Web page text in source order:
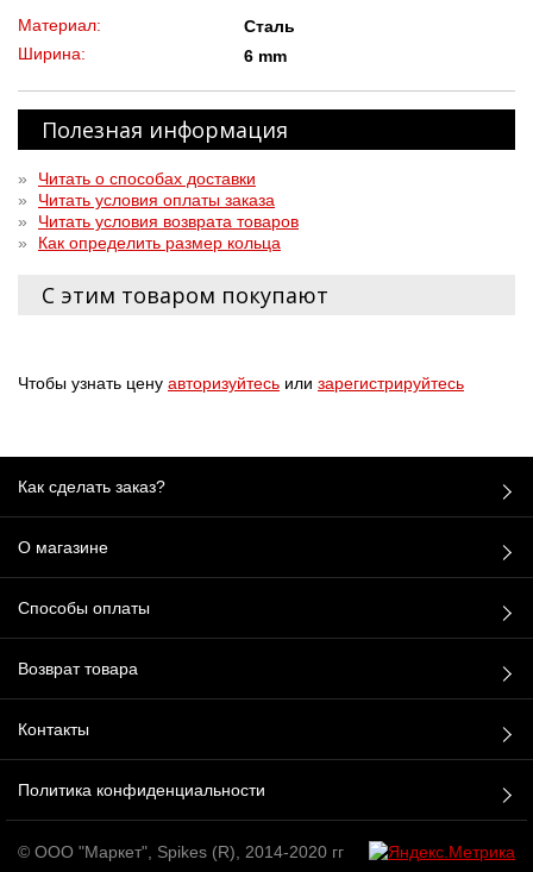
Материал:
Сталь
Ширина:
6 mm
Полезная информация
»
Читать о способах доставки
»
Читать условия оплаты заказа
»
Читать условия возврата товаров
»
Как определить размер кольца
С этим товаром покупают
Чтобы узнать цену авторизуйтесь или зарегистрируйтесь
Как сделать заказ?
О магазине
Способы оплаты
Возврат товара
Контакты
Политика конфиденциальности
© ООО "Маркет", Spikes (R), 2014-2020 гг